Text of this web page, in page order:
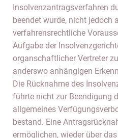
Insolvenzantragsverfahren
beendet wurde, nicht jedoch
verfahrensrechtliche
Aufgabe der
organschaftlicher Vertreter
anderswo anhängigen
Die Rücknahme des
führte nicht zur Beendigung
allgemeines
bestand. Eine
ermöglichen, wieder über